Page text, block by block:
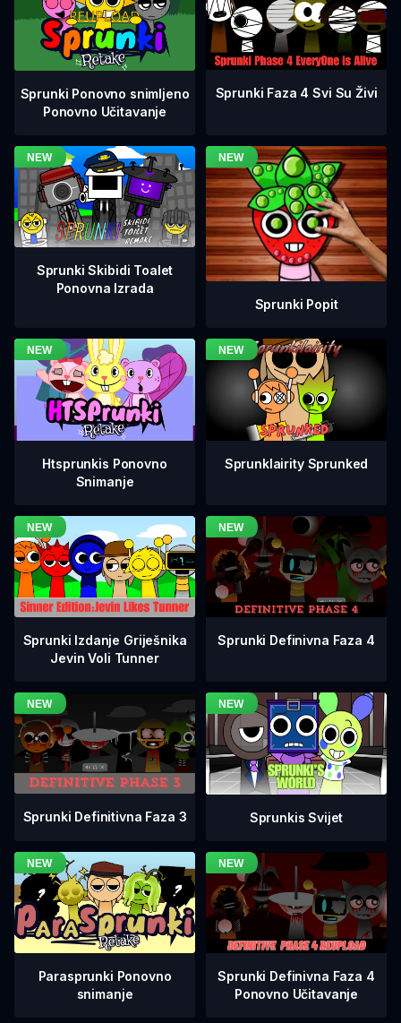
Sprunki Ponovno snimljeno
Ponovno Učitavanje
Sprunki Faza 4 Svi Su Živi
Sprunki Skibidi Toalet
Ponovna Izrada
Sprunki Popit
Htsprunkis Ponovno
Snimanje
Sprunklairity Sprunked
Sprunki Izdanje Griješnika
Jevin Voli Tunner
Sprunki Definivna Faza 4
Sprunki Definitivna Faza 3 Sprunkis Svijet
Parasprunki Ponovno
snimanje
Sprunki Definivna Faza 4
Ponovno Učitavanje